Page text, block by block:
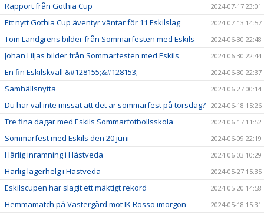
Rapport från Gothia Cup 2024-07-17 23:01
Ett nytt Gothia Cup äventyr väntar för 11 Eskilslag 2024-07-13 14:57
Tom Landgrens bilder från Sommarfesten med Eskils 2024-06-30 22:48
Johan Liljas bilder från Sommarfesten med Eskils 2024-06-30 22:44
En fin Eskilskväll &#128155;&#128153; 2024-06-30 22:37
Samhällsnytta 2024-06-27 00:14
Du har väl inte missat att det är sommarfest på torsdag? 2024-06-18 15:26
Tre fina dagar med Eskils Sommarfotbollsskola 2024-06-17 11:52
Sommarfest med Eskils den 20 juni 2024-06-09 22:19
Härlig inramning i Hästveda 2024-06-03 10:29
Härlig lägerhelg i Hästveda 2024-05-27 15:35
Eskilscupen har slagit ett mäktigt rekord 2024-05-20 14:58
Hemmamatch på Västergård mot IK Rössö imorgon 2024-05-18 15:31